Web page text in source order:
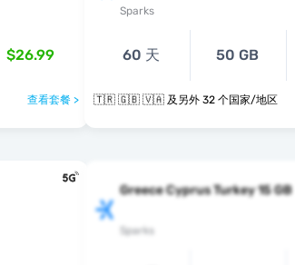
$26.99
查看套餐 >
Sparks
60 天 50 GB
🇹🇷 🇬🇧 🇻🇦 及另外 32 个国家/地区
Greece Cyprus Turkey 15 GB
Sparks